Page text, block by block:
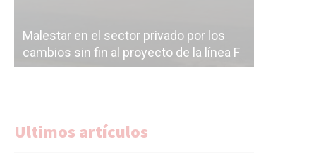
Malestar en el sector privado por los
cambios sin fin al proyecto de la línea F
Ultimos artículos